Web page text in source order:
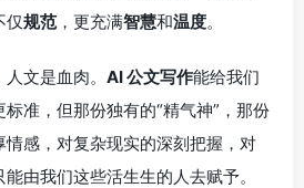
仅规范，更充满智慧和温度。
文是血肉。 AI 公文写作能给我们
准，但那份独有的“精气神”，那份
情感，对复杂现实的深刻把握，对
由我们这些活生生的人去赋予。